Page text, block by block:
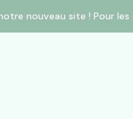
nouveau site ! Pour